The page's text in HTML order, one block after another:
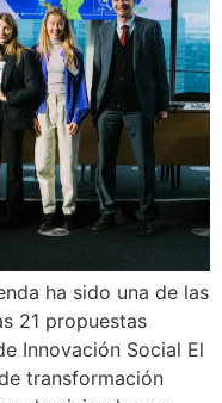
ha sido una de las
21 propuestas
Innovación Social El
transformación